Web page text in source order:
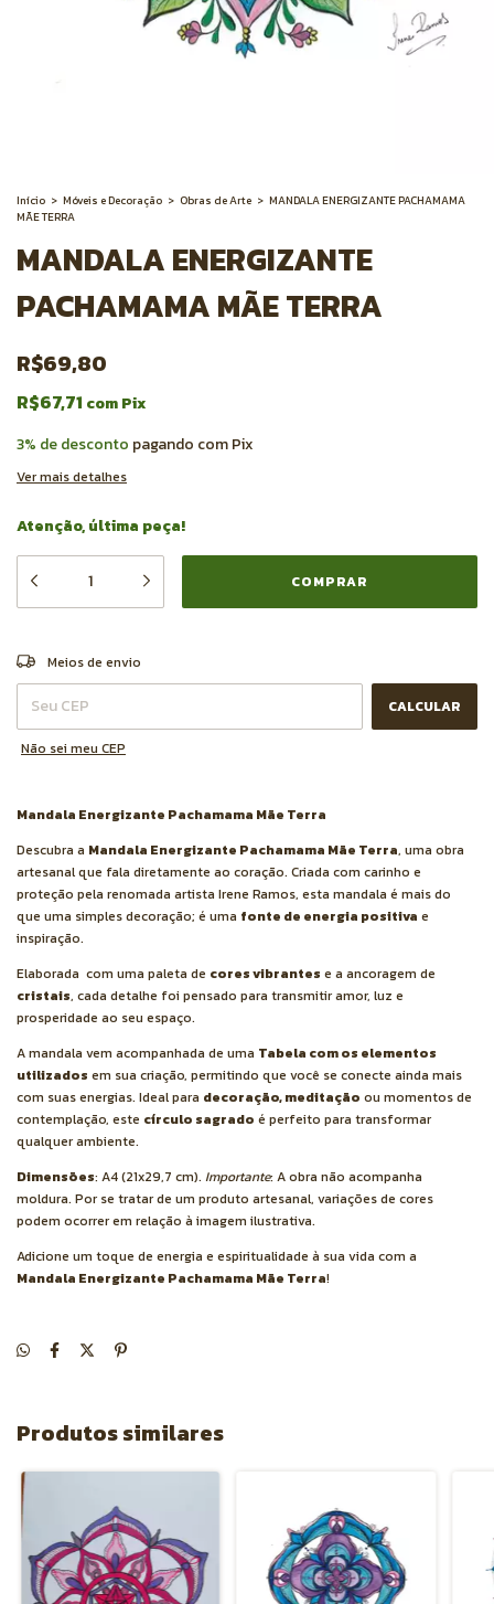
Início > Móveis e Decoração > Obras de Arte > MANDALA ENERGIZANTE PACHAMAMA
MÃE TERRA
MANDALA ENERGIZANTE
PACHAMAMA MÃE TERRA
R$69,80
R$67,71 comPix
3% de desconto pagando com Pix
Ver mais detalhes
Atenção, última peça!
Entregas para o CEP:
Meios de envio
CALCULAR
Não sei meu CEP
Mandala Energizante Pachamama Mãe Terra
Descubra a Mandala Energizante Pachamama Mãe Terra, uma obra
artesanal que fala diretamente ao coração. Criada com carinho e
proteção pela renomada artista Irene Ramos, esta mandala é mais do
que uma simples decoração; é uma fonte de energia positiva e
inspiração.
Elaborada com uma paleta de cores vibrantes e a ancoragem de
cristais, cada detalhe foi pensado para transmitir amor, luz e
prosperidade ao seu espaço.
A mandala vem acompanhada de uma Tabela com os elementos
utilizados em sua criação, permitindo que você se conecte ainda mais
com suas energias. Ideal para decoração, meditação ou momentos de
contemplação, este círculo sagrado é perfeito para transformar
qualquer ambiente.
Dimensões: A4 (21x29,7 cm). Importante: A obra não acompanha
moldura. Por se tratar de um produto artesanal, variações de cores
podem ocorrer em relação à imagem ilustrativa.
Adicione um toque de energia e espiritualidade à sua vida com a
Mandala Energizante Pachamama Mãe Terra!
Produtos similares